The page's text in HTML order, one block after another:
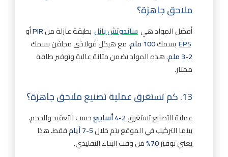
ملاحق جاهزة؟
أفضل المواد هي ساندوتش بانل بطبقة عازلة منPIRأو
EPS بسمك100 ملم
، مع هيكل فولاذي مجلفن بسمك
2-3 ملم
. هذه المواد تضمن متانة عالية وتوفير طاقة
ممتاز.
13. كم تستغرق عملية تصنيع ملاحق جاهزة؟
عملية التصنيع تستغرق2-4 أسابيع
حسب التعقيد والحجم،
بينما التركيب في الموقع يتم خلال5-7 أيام
فقط. هذا
يعني توفير70% من وقت البناء التقليدي.